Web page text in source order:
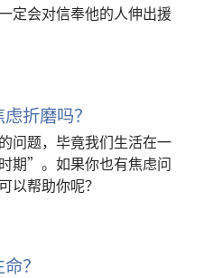
定会对信奉他的人伸出援
折磨吗？
问题，毕竟我们生活在一
期”。如果你也有焦虑问
以帮助你呢？
？